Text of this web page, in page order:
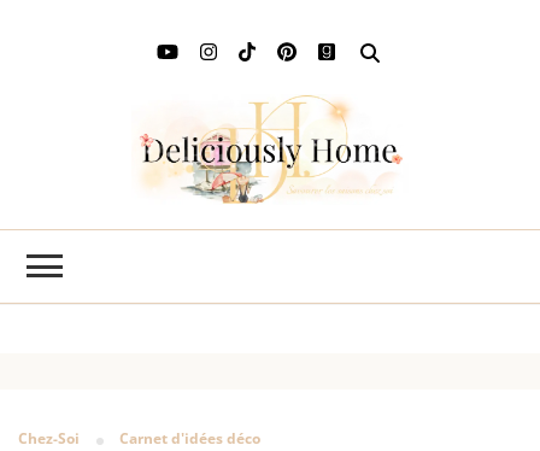
Chez-Soi Carnet d'idées déco